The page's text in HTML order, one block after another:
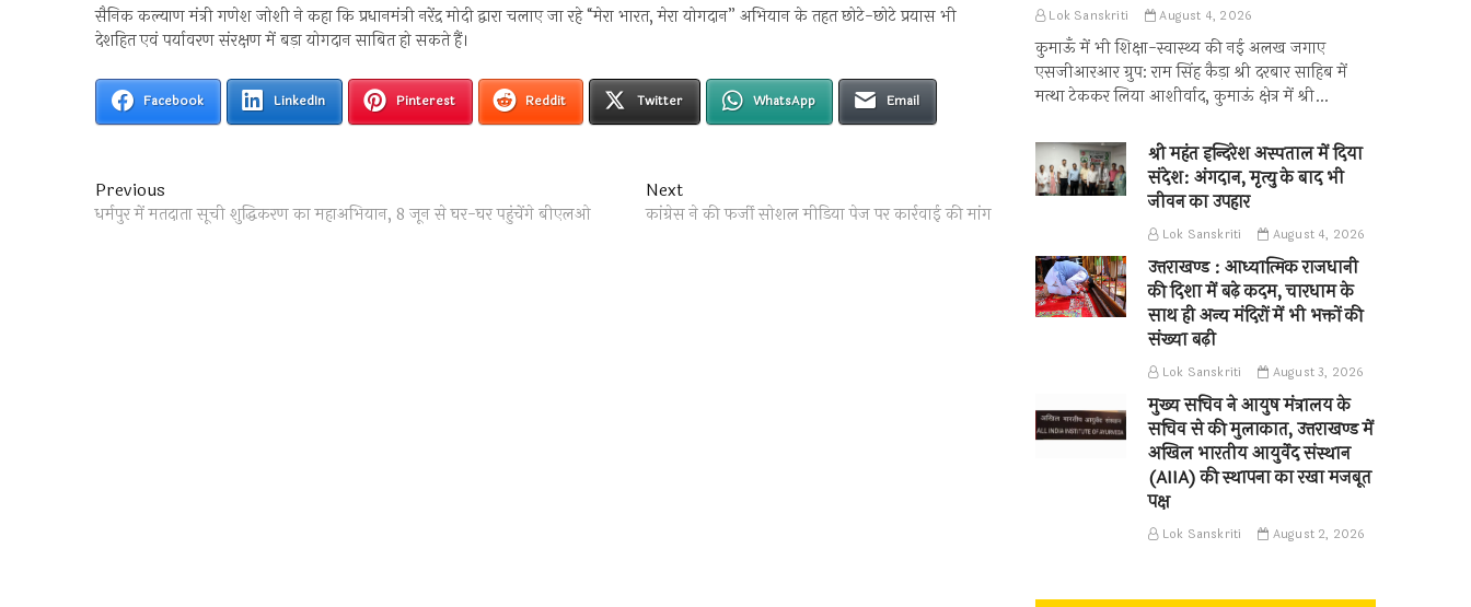
सैनिक कल्याण मंत्री गणेश जोशी ने कहा कि प्रधानमंत्री नरेंद्र मोदी द्वारा चलाए जा रहे “मेरा भारत, मेरा योगदान” अभियान के तहत छोटे-छोटे प्रयास भी
देशहित एवं पर्यावरण संरक्षण में बड़ा योगदान साबित हो सकते हैं।
Facebook LinkedIn Pinterest Reddit Twitter WhatsApp Email
Post
navigation
Previous
post:
धर्मपुर में मतदाता सूची शुद्धिकरण का महाअभियान, 8 जून से घर-घर पहुंचेंगे बीएलओ
NextNext
post:
कांग्रेस ने की फर्जी सोशल मीडिया पेज पर कार्रवाई की मांग
Lok Sanskriti August 4, 2026
कुमाऊँ में भी शिक्षा-स्वास्थ्य की नई अलख जगाए
एसजीआरआर ग्रुप: राम सिंह कैड़ा श्री दरबार साहिब में
मत्था टेककर लिया आशीर्वाद, कुमाऊं क्षेत्र में श्री…
श्री महंत इन्दिरेश अस्पताल में दिया
संदेश: अंगदान, मृत्यु के बाद भी
जीवन का उपहार
Lok Sanskriti August 4, 2026
उत्तराखण्ड : आध्यात्मिक राजधानी
की दिशा में बढ़े कदम, चारधाम के
साथ ही अन्य मंदिरों में भी भक्तों की
संख्या बढ़ी
Lok Sanskriti August 3, 2026
मुख्य सचिव ने आयुष मंत्रालय के
सचिव से की मुलाकात, उत्तराखण्ड में
अखिल भारतीय आयुर्वेद संस्थान
(AIIA) की स्थापना का रखा मजबूत
पक्ष
Lok Sanskriti August 2, 2026